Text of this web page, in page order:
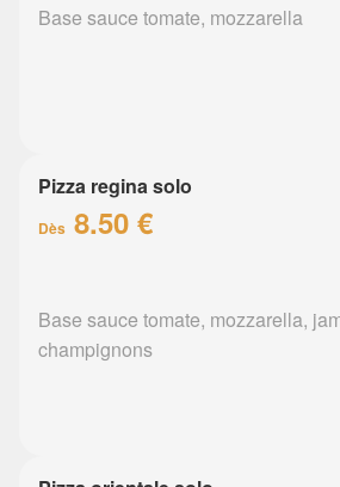
Base sauce tomate, mozzarella
Pizza regina solo
Dès 8.50 €
Base sauce tomate, mozzarella,
champignons